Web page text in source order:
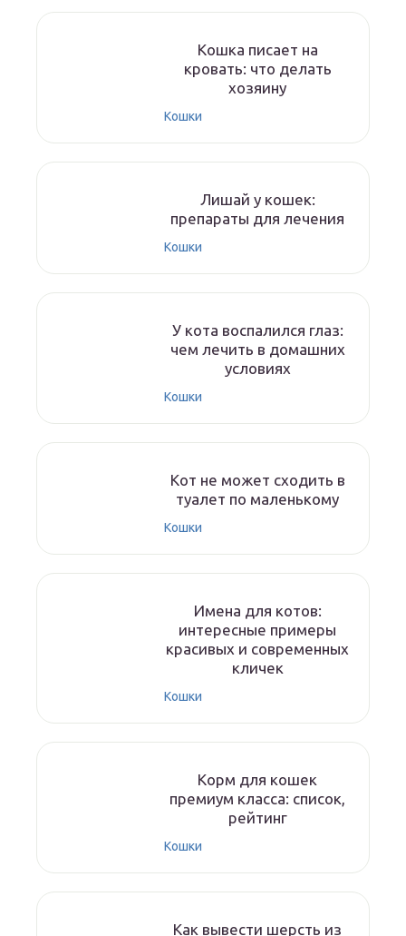
Кошка писает на
кровать: что делать
хозяину
Кошки
Лишай у кошек:
препараты для лечения
Кошки
У кота воспалился глаз:
чем лечить в домашних
условиях
Кошки
Кот не может сходить в
туалет по маленькому
Кошки
Имена для котов:
интересные примеры
красивых и современных
кличек
Кошки
Корм для кошек
премиум класса: список,
рейтинг
Кошки
Как вывести шерсть из